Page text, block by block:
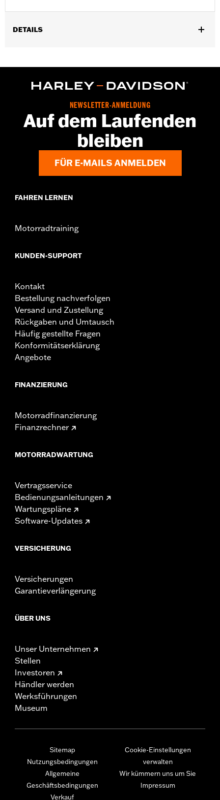
DETAILS
und 25701043.
Installationsanleitung
'66 Kollektion
In Einheiten erhältlich:Jeweils
In der Box:Befestigungsteile für Derby Deckel und
GARANTIE:,,,,,,,,,,,,,,,,,,,,,,,,,,,,,,,,,,,,,,,,,,,,,,,,,,,,,,,,,,,,,,
Für den Wechsel von Motordeckeln müssen
NEWSLETTER-ANMELDUNG
Auf dem Laufenden
bleiben
FÜR E-MAILS ANMELDEN
FAHREN LERNEN
Motorradtraining
KUNDEN-SUPPORT
Kontakt
Bestellung nachverfolgen
Versand und Zustellung
Rückgaben und Umtausch
Häufig gestellte Fragen
Konformitätserklärung
Angebote
FINANZIERUNG
Motorradfinanzierung
Finanzrechner
MOTORRADWARTUNG
Vertragsservice
Bedienungsanleitungen
Wartungspläne
Software-Updates
VERSICHERUNG
Versicherungen
Garantieverlängerung
ÜBER UNS
Unser Unternehmen
Stellen
Investoren
Händler werden
Werksführungen
Museum
Sitemap
Nutzungsbedingungen
Allgemeine
Geschäftsbedingungen
Verkauf
Cookie-Einstellungen
verwalten
Wir kümmern uns um Sie
Impressum